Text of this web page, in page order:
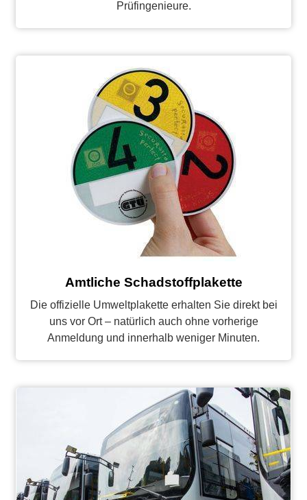
Prüfingenieure.
Amtliche Schadstoffplakette
Die offizielle Umweltplakette erhalten Sie direkt bei
uns vor Ort – natürlich auch ohne vorherige
Anmeldung und innerhalb weniger Minuten.